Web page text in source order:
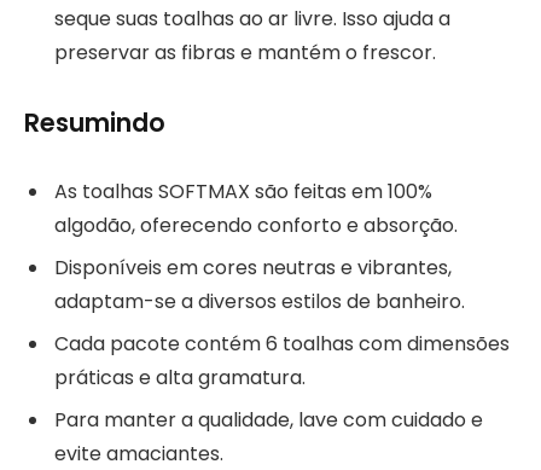
seque suas toalhas ao ar livre. Isso ajuda a
preservar as fibras e mantém o frescor.
Resumindo
As toalhas SOFTMAX são feitas em 100%
algodão, oferecendo conforto e absorção.
Disponíveis em cores neutras e vibrantes,
adaptam-se a diversos estilos de banheiro.
Cada pacote contém 6 toalhas com dimensões
práticas e alta gramatura.
Para manter a qualidade, lave com cuidado e
evite amaciantes.